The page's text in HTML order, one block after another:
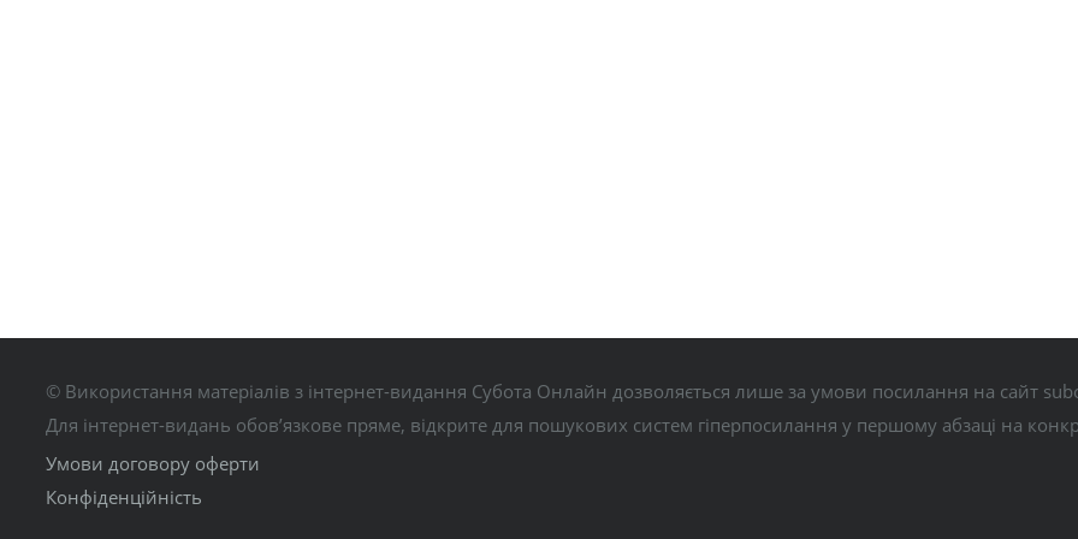
© Використання матеріалів з інтернет-видання Субота Онлайн дозволяється лише за умови посилання на сайт
Для інтернет-видань обов’язкове пряме, відкрите для пошукових систем гіперпосилання у першому абзаці на
Умови договору оферти
Конфіденційність